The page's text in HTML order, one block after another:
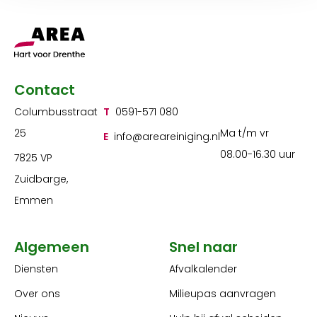
Contact
Columbusstraat
25
7825 VP
Zuidbarge,
Emmen
T 0591-571 080
E info@areareiniging.nlMa t/m vr
08.00-16.30 uur
Algemeen
Diensten
Over ons
Snel naar
Afvalkalender
Milieupas aanvragen